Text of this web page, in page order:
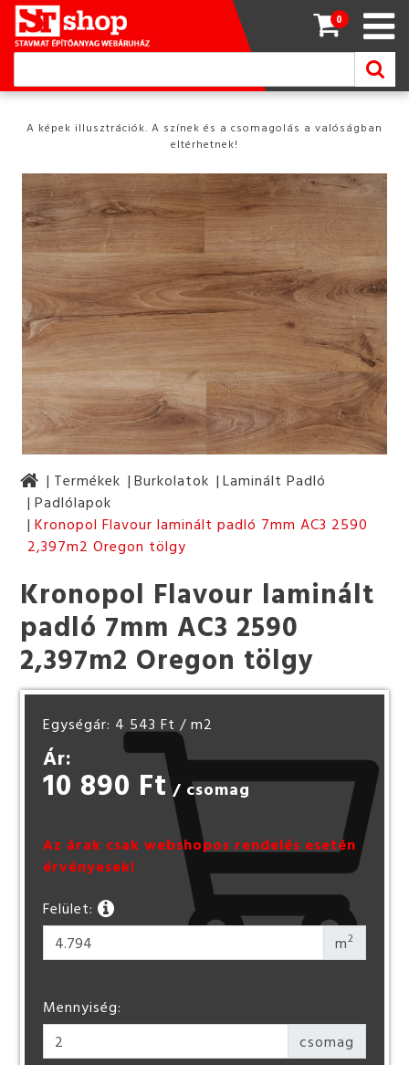
0
A képek illusztrációk. A színek és a csomagolás a valóságban
eltérhetnek!
Termékek Burkolatok
Laminált Padló
Padlólapok
Kronopol Flavour laminált padló 7mm AC3 2590
2,397m2 Oregon tölgy
Kronopol Flavour laminált
padló 7mm AC3 2590
2,397m2 Oregon tölgy
Egységár: 4 543 Ft / m2
Ár:
10 890 Ft/ csomag
Az árak csak webshopos rendelés esetén
érvényesek!
Felület:
m2
Mennyiség:
csomag